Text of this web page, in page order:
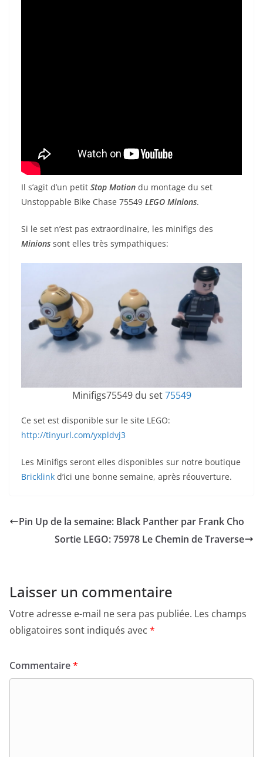
Il s’agit d’un petit Stop Motion du montage du set
Unstoppable Bike Chase 75549 LEGO Minions.
Si le set n’est pas extraordinaire, les minifigs des
Minions sont elles très sympathiques:
Minifigs75549 du set75549
Ce set est disponible sur le site LEGO:
http://tinyurl.com/yxpldvj3
Les Minifigs seront elles disponibles sur notre boutique
Bricklink d’ici une bonne semaine, après réouverture.
Pin Up de la semaine: Black Panther par Frank Cho
Sortie LEGO: 75978 Le Chemin de Traverse
Laisser un commentaire
Votre adresse e-mail ne sera pas publiée. Les champs
obligatoires sont indiqués avec *
Commentaire*